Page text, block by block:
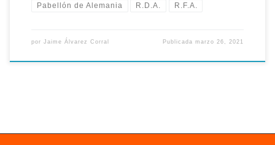
Pabellón de Alemania R.D.A. R.F.A.
por Jaime Álvarez Corral Publicadamarzo 26, 2021